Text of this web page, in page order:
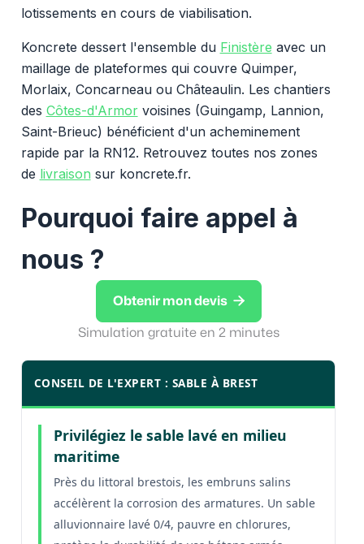
lotissements en cours de viabilisation.
Koncrete dessert l'ensemble du Finistère avec un
maillage de plateformes qui couvre Quimper,
Morlaix, Concarneau ou Châteaulin. Les chantiers
des Côtes-d'Armorvoisines (Guingamp, Lannion,
Saint-Brieuc) bénéficient d'un acheminement
rapide par la RN12. Retrouvez toutes nos zones
de livraison sur koncrete.fr.
Pourquoi faire appel à
nous ?
Obtenir mon devis 
Simulation gratuite en 2 minutes
CONSEIL DE L'EXPERT : SABLE À BREST
Privilégiez le sable lavé en milieu
maritime
Près du littoral brestois, les embruns salins
accélèrent la corrosion des armatures. Un sable
alluvionnaire lavé 0/4, pauvre en chlorures,